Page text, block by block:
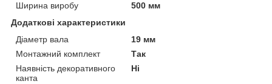
Ширина виробу
500 мм
Додаткові характеристики
Діаметр вала
19 мм
Монтажний комплект
Так
Наявність декоративного
канта
Ні